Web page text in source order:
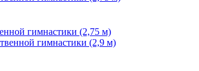
гимнастики (2,75 м)